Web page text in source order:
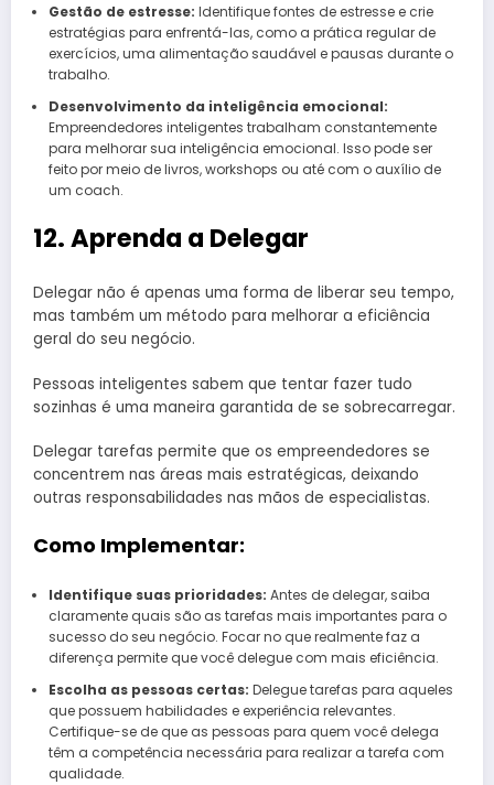
Gestão de estresse: Identifique fontes de estresse e crie
estratégias para enfrentá-las, como a prática regular de
exercícios, uma alimentação saudável e pausas durante o
trabalho.
Desenvolvimento da inteligência emocional:
Empreendedores inteligentes trabalham constantemente
para melhorar sua inteligência emocional. Isso pode ser
feito por meio de livros, workshops ou até com o auxílio de
um coach.
12. Aprenda a Delegar
Delegar não é apenas uma forma de liberar seu tempo,
mas também um método para melhorar a eficiência
geral do seu negócio.
Pessoas inteligentes sabem que tentar fazer tudo
sozinhas é uma maneira garantida de se sobrecarregar.
Delegar tarefas permite que os empreendedores se
concentrem nas áreas mais estratégicas, deixando
outras responsabilidades nas mãos de especialistas.
Como Implementar:
Identifique suas prioridades: Antes de delegar, saiba
claramente quais são as tarefas mais importantes para o
sucesso do seu negócio. Focar no que realmente faz a
diferença permite que você delegue com mais eficiência.
Escolha as pessoas certas: Delegue tarefas para aqueles
que possuem habilidades e experiência relevantes.
Certifique-se de que as pessoas para quem você delega
têm a competência necessária para realizar a tarefa com
qualidade.